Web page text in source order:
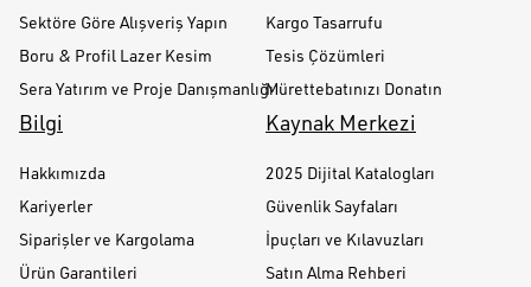
Sektöre Göre Alışveriş Yapın
Boru & Profil Lazer Kesim
Sera Yatırım ve Proje Danışmanlığı
Kargo Tasarrufu
Tesis Çözümleri
Mürettebatınızı Donatın
Bilgi
Hakkımızda
Kariyerler
Siparişler ve Kargolama
Ürün Garantileri
Kaynak Merkezi
2025 Dijital Katalogları
Güvenlik Sayfaları
İpuçları ve Kılavuzları
Satın Alma Rehberi